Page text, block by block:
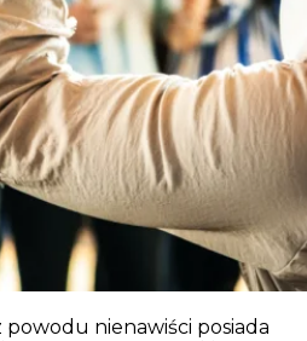
nienawiści posiada